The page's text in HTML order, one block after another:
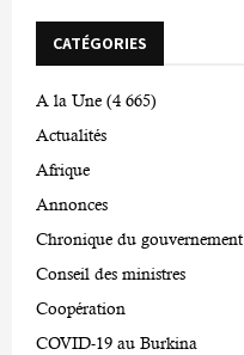
CATÉGORIES
A la Une (4 665)
Actualités
Afrique
Annonces
Chronique du gouvernement
Conseil des ministres
Coopération
COVID-19 au Burkina